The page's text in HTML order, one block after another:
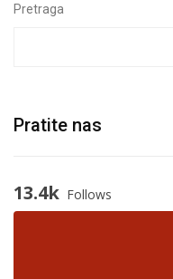
Pretraga
Pratite nas
13.4k Follows